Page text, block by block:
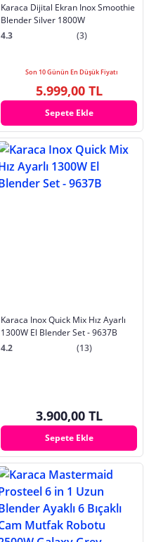
Karaca Dijital Ekran Inox Smoothie
Blender Silver 1800W
4.3
(3)
Son 10 Günün En Düşük Fiyatı
5.999,00 TL
Sepete Ekle
Karaca Inox Quick Mix Hız Ayarlı
1300W El Blender Set - 9637B
4.2
(13)
3.900,00 TL
Sepete Ekle